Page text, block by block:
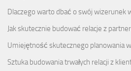
Dlaczego warto dbać o swój wizerunek
Jak skutecznie budować relacje z
Umiejętność skutecznego planowania
Sztuka budowania trwałych relacji z